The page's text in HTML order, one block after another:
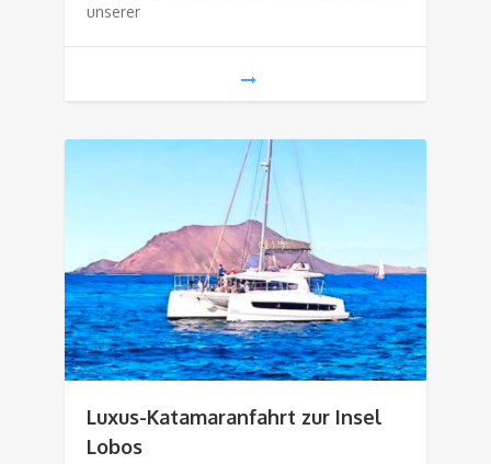
unserer
Luxus-Katamaranfahrt zur Insel
Lobos